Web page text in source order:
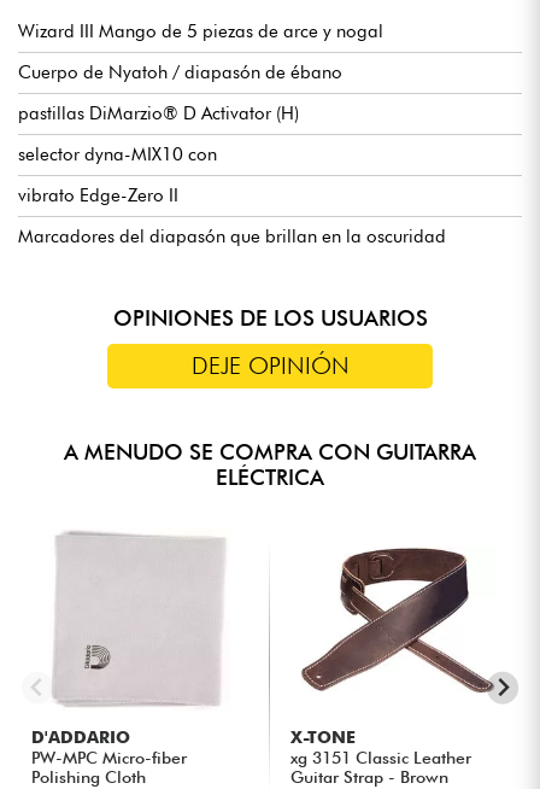
Wizard III Mango de 5 piezas de arce y nogal
Cuerpo de Nyatoh / diapasón de ébano
pastillas DiMarzio® D Activator (H)
selector dyna-MIX10 con
vibrato Edge-Zero II
Marcadores del diapasón que brillan en la oscuridad
OPINIONES DE LOS USUARIOS
DEJE OPINIÓN
A MENUDO SE COMPRA CON GUITARRA
ELÉCTRICA
D'ADDARIO
PW-MPC Micro-fiber
Polishing Cloth
X-TONE
xg 3151 Classic Leather
Guitar Strap - Brown